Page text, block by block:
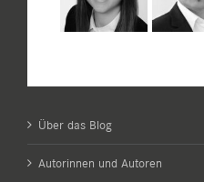
Über das Blog
Autorinnen und Autoren